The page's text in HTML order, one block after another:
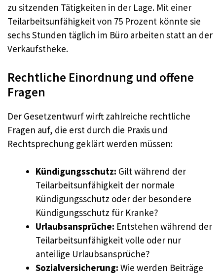
zu sitzenden Tätigkeiten in der Lage. Mit einer
Teilarbeitsunfähigkeit von 75 Prozent könnte sie
sechs Stunden täglich im Büro arbeiten statt an der
Verkaufstheke.
Rechtliche Einordnung und offene
Fragen
Der Gesetzentwurf wirft zahlreiche rechtliche
Fragen auf, die erst durch die Praxis und
Rechtsprechung geklärt werden müssen:
Kündigungsschutz: Gilt während der
Teilarbeitsunfähigkeit der normale
Kündigungsschutz oder der besondere
Kündigungsschutz für Kranke?
Urlaubsansprüche: Entstehen während der
Teilarbeitsunfähigkeit volle oder nur
anteilige Urlaubsansprüche?
Sozialversicherung: Wie werden Beiträge